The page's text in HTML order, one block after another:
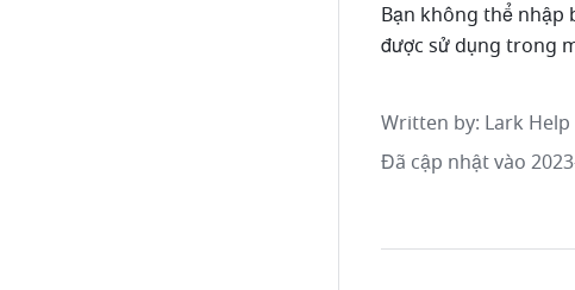
Bạn không thể nhập
được sử dụng trong
Written by: Lark
Đã cập nhật vào